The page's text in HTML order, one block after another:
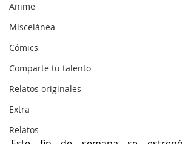
Anime
Miscelánea
Cómics
Comparte tu talento
Relatos originales
Extra
Relatos